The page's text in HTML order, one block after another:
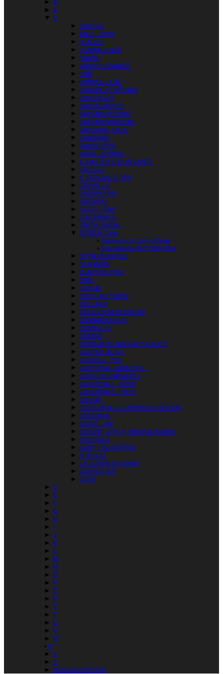
A
► B
▼ C
► CACTUS
► CALE, JOHN
► I CALIFFI
► I CAMALEONTI
► CAMEL
► CAMPO DI MARTE
► CAN
► CANNED HEAT
► CAPABILITY BROWN
► CAPITOLO 6
► CAPSICUM RED
► CAPTAIN BEYOND
► CAPTAIN MARRYAT
► CAPUANO, ENZO
► CARAVAN
► CARPE DIEM
► CASH, JOHNNY
► IL CASTELLO DI ATLANTE
► CELESTE
► IL CERCHIO D’ORO
► CERVELLO
► CHERRY FIVE
► CHICAGO
► CICCO, TONY
► CINCINNATO
► CIRITH UNGOL
▼ CITIZEN CAIN
Serpents In Camouflage
Somewhere But Yesterday
► CITTÀ FRONTALE
► CLANNAD
► CLAPTON, ERIC
► CMU
► I COCAI
► COCTEAU TWINS
► COLLAGE
► COLLEGIUM MUSICUM
► COMANCHEROS
► COMBO FH
► COMUS
► CONSORZIO ACQUA POTABILE
► COOPER, ALICE
► CORDELL, PHIL
► CORPORAL GANDER’S…
► CORTE DEI MIRACOLI
► COVERDALE, David
► COVERDALE • PAGE
► CREAM
► CREEDENCE CLEARWATER REVIVAL
► CRESSIDA
► CROCE, JIM
► CROSBY, STILLS, NASH & YOUNG
► CRYSTALS
► CUBY + BLIZZARDS
► THE CULT
► LA CURVA DI LESMO
► CURVED AIR
► CZAR
► D
► E
► F
► G
► H
► I
► J
► K
► L
► M
► N
► O
► P
► Q
► R
► S
► T
► U
► V
► W
X
► Y
► Z
► ENGLISH SECTION